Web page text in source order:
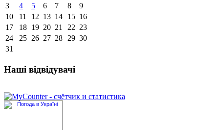
3
4 5 6 7 8
9
10
11 12 13 14 15 16
17
18 19 20 21 22 23
24
25 26 27 28 29 30
31
Наші відвідувачі